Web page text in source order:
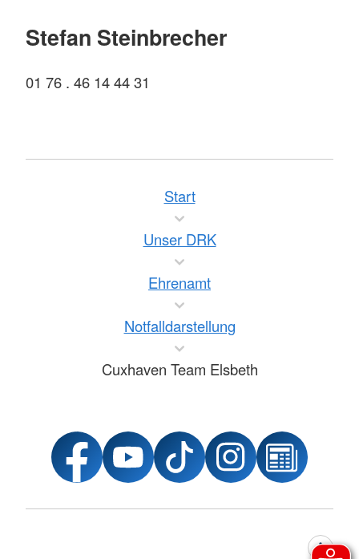
Stefan Steinbrecher
01 76 . 46 14 44 31
Start
Unser DRK
Ehrenamt
Notfalldarstellung
Cuxhaven Team Elsbeth